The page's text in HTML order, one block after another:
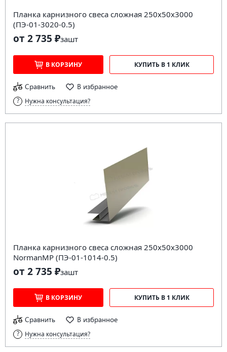
Планка карнизного свеса сложная 250х50х3000
(ПЭ-01-3020-0.5)
от 2 735 ₽зашт
В КОРЗИНУ КУПИТЬ В 1 КЛИК
Сравнить В избранное
Нужна консультация?
Планка карнизного свеса сложная 250х50х3000
NormanMP (ПЭ-01-1014-0.5)
от 2 735 ₽зашт
В КОРЗИНУ КУПИТЬ В 1 КЛИК
Сравнить В избранное
Нужна консультация?